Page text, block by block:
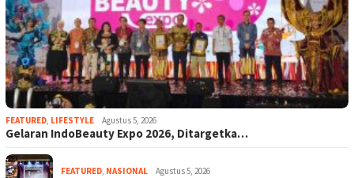
FEATURED, LIFESTYLE Agustus 5, 2026
Gelaran IndoBeauty Expo 2026, Ditargetka…
FEATURED, NASIONAL Agustus 5, 2026